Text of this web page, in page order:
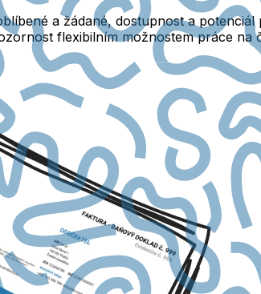
a žádané, dostupnost a potenciál
flexibilním možnostem práce na